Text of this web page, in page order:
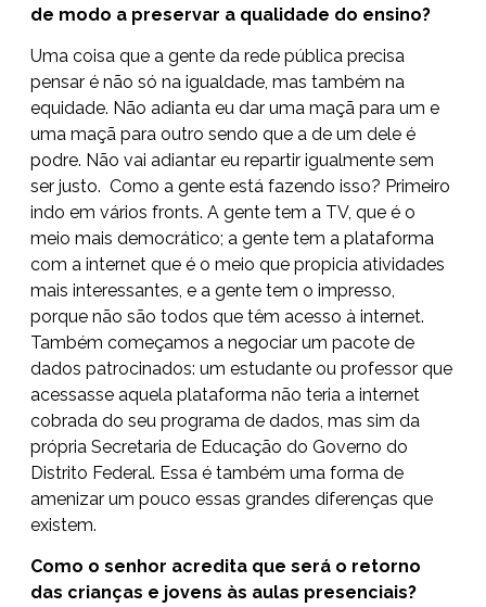
de modo a preservar a qualidade do ensino?
Uma coisa que a gente da rede pública precisa
pensar é não só na igualdade, mas também na
equidade. Não adianta eu dar uma maçã para um e
uma maçã para outro sendo que a de um dele é
podre. Não vai adiantar eu repartir igualmente sem
ser justo. Como a gente está fazendo isso? Primeiro
indo em vários fronts. A gente tem a TV, que é o
meio mais democrático; a gente tem a plataforma
com a internet que é o meio que propicia atividades
mais interessantes, e a gente tem o impresso,
porque não são todos que têm acesso à internet.
Também começamos a negociar um pacote de
dados patrocinados: um estudante ou professor que
acessasse aquela plataforma não teria a internet
cobrada do seu programa de dados, mas sim da
própria Secretaria de Educação do Governo do
Distrito Federal. Essa é também uma forma de
amenizar um pouco essas grandes diferenças que
existem.
Como o senhor acredita que será o retorno
das crianças e jovens às aulas presenciais?